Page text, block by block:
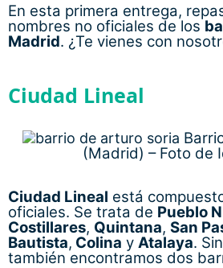
En esta primera entrega,
nombres no oficiales de los
Madrid. ¿Te vienes con
Ciudad Lineal
(Madrid) – Foto de
Ciudad Lineal está
oficiales. Se trata de Pueblo
Costillares, Quintana, San
Bautista, Colina y Atalaya.
también encontramos dos